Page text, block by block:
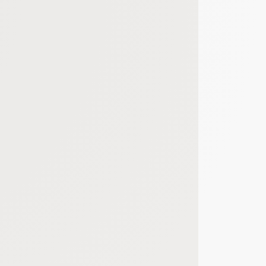
de code que nous fourni Facebook nous permet de poursuivre nos